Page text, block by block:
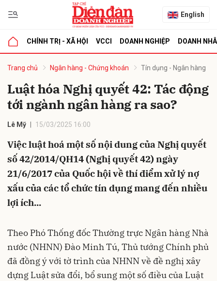
English
CHÍNH TRỊ - XÃ HỘI VCCI DOANH NGHIỆP DOANH
Trang chủ Ngân hàng - Chứng khoán Tín dụng - Ngân hàng
Luật hóa Nghị quyết 42: Tác động
tới ngành ngân hàng ra sao?
Lê Mỹ 15/03/2025 16:00
Việc luật hoá một số nội dung của Nghị quyết
số 42/2014/QH14 (Nghị quyết 42) ngày
21/6/2017 của Quốc hội về thí điểm xử lý nợ
xấu của các tổ chức tín dụng mang đến nhiều
lợi ích...
Theo Phó Thống đốc Thường trực Ngân hàng Nhà
nước (NHNN) Đào Minh Tú, Thủ tướng Chính phủ
đã đồng ý với tờ trình của NHNN về đề nghị xây
dựng Luật sửa đổi, bổ sung một số điều của Luật
luận
Hủy